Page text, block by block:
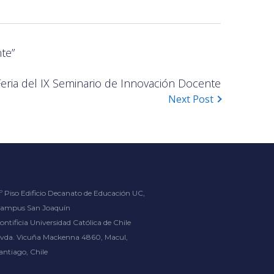
del IX Seminario de Innovación Docente
Next Post
Piso Edificio Decanato de Educación UC,
San Joaquín
Universidad Católica de Chile
Vicuña Mackenna 4860, Macul,
Chile